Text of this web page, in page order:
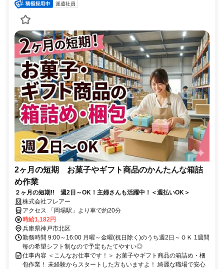
派遣社員
2ヶ月の短期 お菓子やギフト商品のかんたんな箱詰
め作業
２ヶ月の短期!! 週2日～OK！主婦さんも活躍中！＜週払いOK＞
株式会社フレアー
アクセス 「岡場駅」より車で約20分
時給1,182円
兵庫県神戸市北区
勤務時間 9:00～16:00 月曜～金曜(祝日除く)のうち週2日～ＯＫ 1週間
毎の希望シフト制なので予定もたてやすい◎
仕事内容 ＜こんなお仕事です！＞ お菓子やギフト商品の箱詰め・梱
包作業！ 未経験からスタートした方もいますよ！ 綺麗な職場で安心